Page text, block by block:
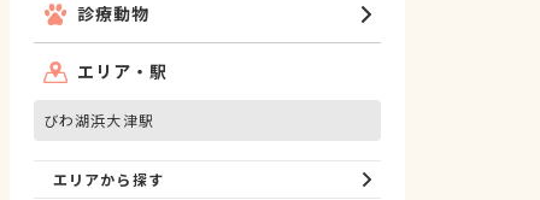
診療動物
エリア・駅
びわ湖浜大津駅
エリアから探す